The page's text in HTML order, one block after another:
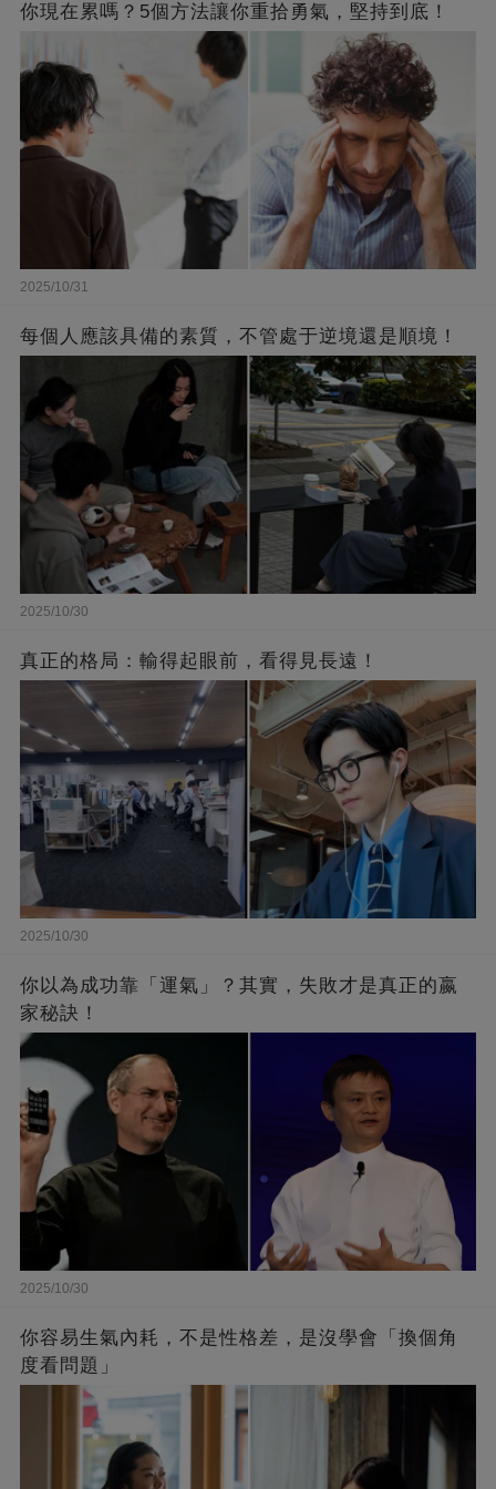
你現在累嗎？5個方法讓你重拾勇氣，堅持到底！
2025/10/31
每個人應該具備的素質，不管處于逆境還是順境！
2025/10/30
真正的格局：輸得起眼前，看得見長遠！
2025/10/30
你以為成功靠「運氣」？其實，失敗才是真正的嬴
家秘訣！
2025/10/30
你容易生氣內耗，不是性格差，是沒學會「換個角
度看問題」